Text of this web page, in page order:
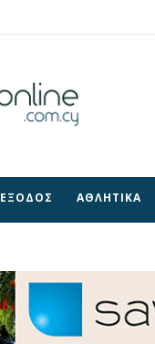
ΕΞΟΔΟΣ ΑΘΛΗΤΙΚΑ